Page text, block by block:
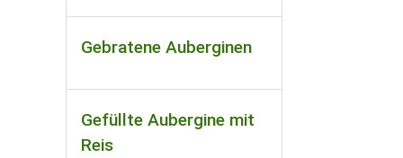
Gebratene Auberginen
Gefüllte Aubergine mit
Reis